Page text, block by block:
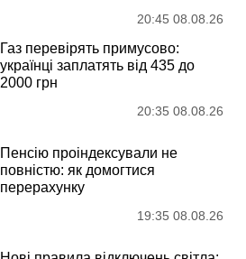
20:45 08.08.26
Газ перевірять примусово:
українці заплатять від 435 до
2000 грн
20:35 08.08.26
Пенсію проіндексували не
повністю: як домогтися
перерахунку
19:35 08.08.26